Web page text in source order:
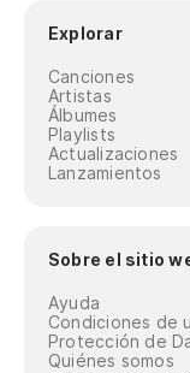
Explorar
Canciones
Artistas
Álbumes
Playlists
Actualizaciones
Lanzamientos
Sobre el sitio
Ayuda
Condiciones de
Protección de
Quiénes somos